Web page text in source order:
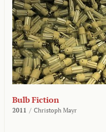
Bulb Fiction
2011 / Christoph Mayr